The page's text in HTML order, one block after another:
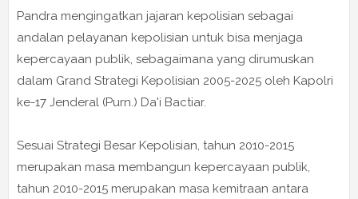
Pandra mengingatkan jajaran kepolisian sebagai
andalan pelayanan kepolisian untuk bisa menjaga
kepercayaan publik, sebagaimana yang dirumuskan
dalam Grand Strategi Kepolisian 2005-2025 oleh Kapolri
ke-17 Jenderal (Purn.) Da'i Bactiar.
Sesuai Strategi Besar Kepolisian, tahun 2010-2015
merupakan masa membangun kepercayaan publik,
tahun 2010-2015 merupakan masa kemitraan antara